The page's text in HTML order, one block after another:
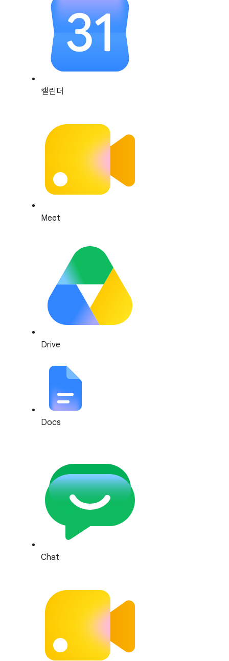
캘린더
Meet
Drive
Docs
Chat